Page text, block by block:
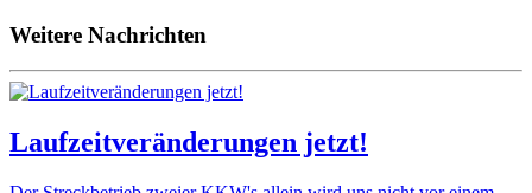
Weitere Nachrichten
Laufzeitveränderungen jetzt!